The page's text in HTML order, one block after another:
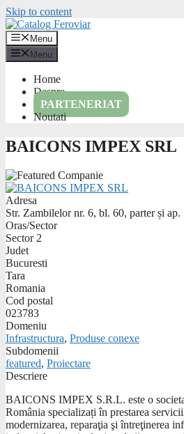
Skip to content
Menu
Menu
Home
Despre
PARTENERIAT
Noutati
BAICONS IMPEX SRL
Adresa
Str. Zambilelor nr. 6, bl. 60, parter și
Oras/Sector
Sector 2
Judet
Bucuresti
Tara
Romania
Cod postal
023783
Domeniu
Infrastructura, Produse conexe
Subdomenii
featured, Proiectare
Descriere
BAICONS IMPEX S.R.L. este o
România specializați în prestarea
modernizarea, reparaţia şi întreţinerea